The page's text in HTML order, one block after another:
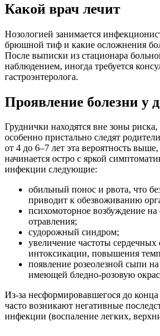
Какой врач лечит
Нозологией занимается
брюшной тиф и какие осложнения
После выписки из стационара
наблюдением, иногда требуется
гастроэнтеролога.
Проявление болезни у
Груднички находятся вне зоны
особенно пристально следят
от 4 до 6–7 лет эта вероятность
начинается остро с яркой
инфекции следующие:
обильный понос и рвота, что
приводит к обезвоживанию
психомоторное возбуждение
отравления;
судорожный синдром;
увеличение частоты сердечных
интоксикации, повышения
появление розеолезной сыпи
имеющей бледно-розовую
Из-за несформировавшегося до
часто возникают негативные
инфекции (воспаление легких,